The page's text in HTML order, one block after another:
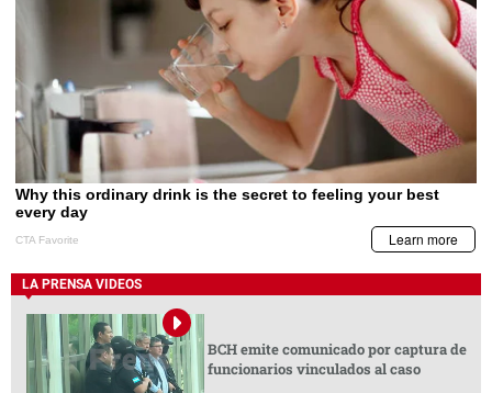
LA PRENSA VIDEOS
BCH emite comunicado por captura de
funcionarios vinculados al caso